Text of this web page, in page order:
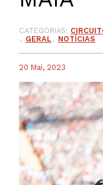
CATEGORIAS:
GERAL
NOTÍCIAS
20 Mai, 2023